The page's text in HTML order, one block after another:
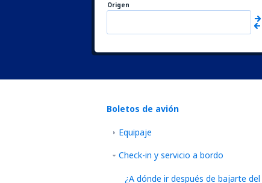
Origen
Boletos de avión
Equipaje
Check-in y servicio a bordo
¿A dónde ir después de bajarte del